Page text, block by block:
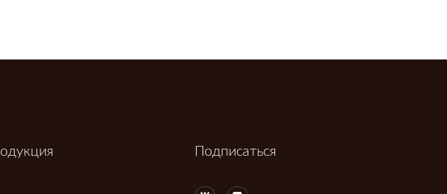
Подписаться